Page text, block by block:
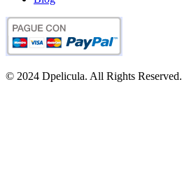
© 2024 Dpelicula. All Rights Reserved.